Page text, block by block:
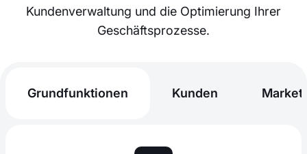
Kundenverwaltung und die Optimierung Ihrer
Geschäftsprozesse.
Grundfunktionen Kunden